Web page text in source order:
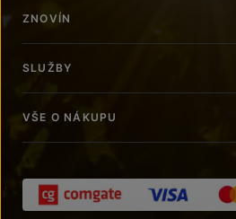
ZNOVÍN
SLUŽBY
VŠE O NÁKUPU